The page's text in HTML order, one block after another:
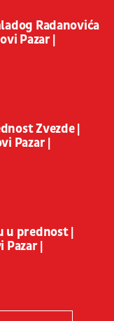
Radanovića
Pazar |
Zvezde |
Pazar |
u prednost |
Pazar |